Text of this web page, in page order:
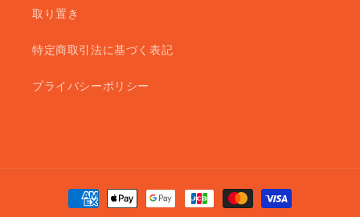
取り置き
特定商取引法に基づく表記
プライバシーポリシー
決
済